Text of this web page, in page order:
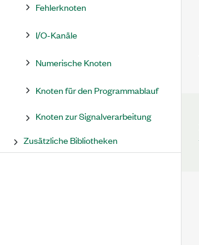
Fehlerknoten
I/O-Kanäle
Numerische Knoten
Knoten für den Programmablauf
Knoten zur Signalverarbeitung
Zusätzliche Bibliotheken